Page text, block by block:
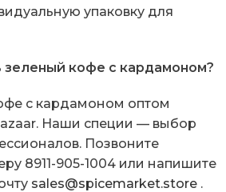
упаковку для
зеленый кофе с кардамоном?
с кардамоном оптом
Наши специи — выбор
Позвоните
8911-905-1004 или напишите
sales@spicemarket.store .